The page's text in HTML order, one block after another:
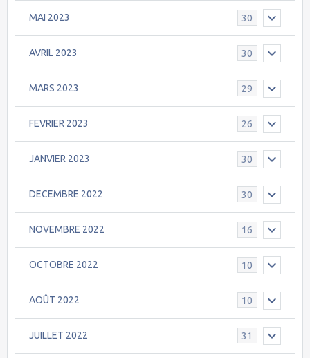
MAI 2023 30
AVRIL 2023 30
MARS 2023 29
FEVRIER 2023 26
JANVIER 2023 30
DECEMBRE 2022 30
NOVEMBRE 2022 16
OCTOBRE 2022 10
AOÛT 2022 10
JUILLET 2022 31